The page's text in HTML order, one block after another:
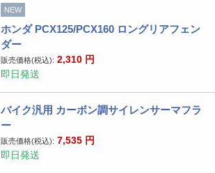
NEW
ホンダ PCX125/PCX160 ロングリアフェン
ダー
販売価格(税込): 2,310 円
即日発送
バイク汎用 カーボン調サイレンサーマフラ
ー
販売価格(税込): 7,535 円
即日発送